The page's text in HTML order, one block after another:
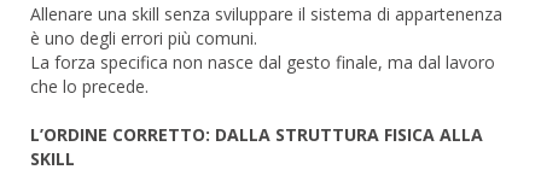
Allenare una skill senza sviluppare il sistema di appartenenza
è uno degli errori più comuni.
La forza specifica non nasce dal gesto finale, ma dal lavoro
che lo precede.
L’ORDINE CORRETTO: DALLA STRUTTURA FISICA ALLA
SKILL